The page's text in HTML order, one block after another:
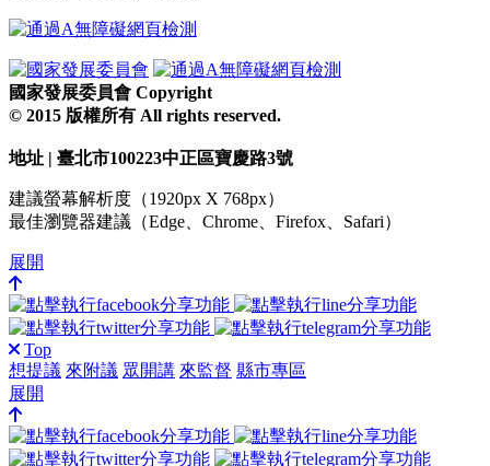
國家發展委員會 Copyright
© 2015 版權所有 All rights reserved.
地址 | 臺北市100223中正區寶慶路3號
建議螢幕解析度（1920px X 768px）
最佳瀏覽器建議（Edge、Chrome、Firefox、Safari）
展開
Top
想提議 來附議 眾開講 來監督 縣市專區
展開